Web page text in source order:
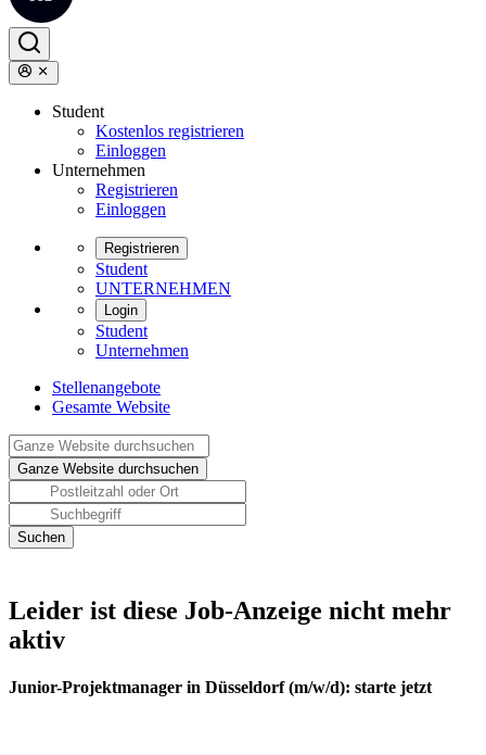
Student
Kostenlos registrieren
Einloggen
Unternehmen
Registrieren
Einloggen
Registrieren
Student
UNTERNEHMEN
Login
Student
Unternehmen
Stellenangebote
Gesamte Website
Leider ist diese Job-Anzeige nicht mehr
aktiv
Junior-Projektmanager in Düsseldorf (m/w/d): starte jetzt